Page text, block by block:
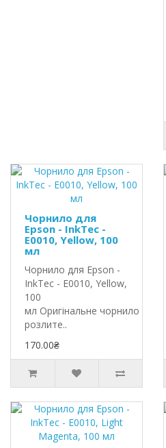
Чорнило для
Epson - InkTec -
E0010, Yellow, 100
мл
Чорнило для Epson -
InkTec - E0010, Yellow,
100
мл Оригінальне чорнило InkTec
розлите..
170.00₴